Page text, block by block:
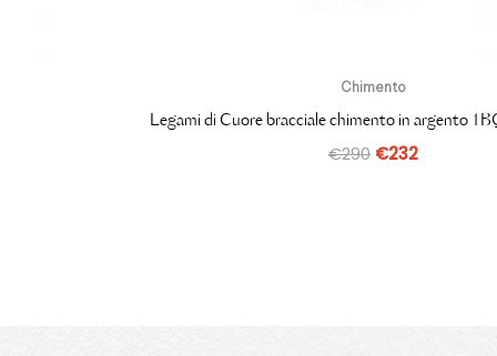
Chimento
Legami di Cuore bracciale chimento in argento
€290 €232